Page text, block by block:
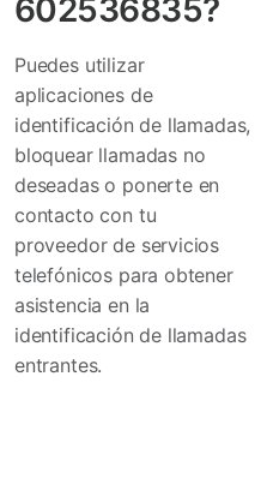
602536835?
Puedes utilizar
aplicaciones de
identificación de llamadas,
bloquear llamadas no
deseadas o ponerte en
contacto con tu
proveedor de servicios
telefónicos para obtener
asistencia en la
identificación de llamadas
entrantes.